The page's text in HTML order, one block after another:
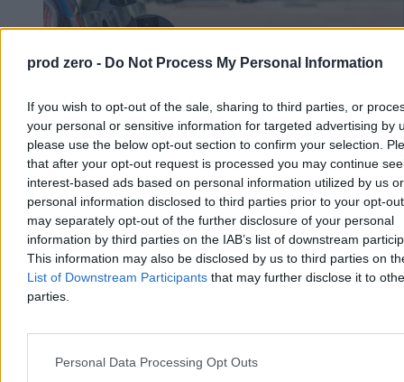
prod zero - Do Not Process My Personal Information
If you wish to opt-out of the sale, sharing to third parties, or
your personal or sensitive information for targeted advertising by
please use the below opt-out section to confirm your selection.
that after your opt-out request is processed you may continue
interest-based ads based on personal information utilized by us or
personal information disclosed to third parties prior to your opt-
may separately opt-out of the further disclosure of your personal
information by third parties on the IAB’s list of downstream
This information may also be disclosed by us to third parties on
List of Downstream Participants that may further disclose it to
parties.
Personal Data Processing Opt Outs
Rekord cenowy diesla w Polsce. W nasze portfele
uderzają już dwie wojny
„Olej napędowy nigdy jeszcze w historii notowań nie był tak drogi”
– alarmują analitycy portalu e-petrol. Benzyna 95 jest z kolei
najdroższa od początku roku. Za drożyzną na stacjach stoi już nie
tylko wojna na Bliskim Wschodzie, ale też ataki na rosyjskie
Ukraińcy. Marże rafineryjne mocno rosną na całym świecie.